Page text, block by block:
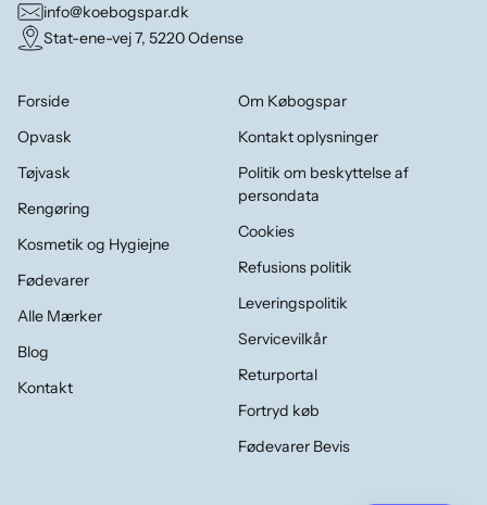
info@koebogspar.dk
Stat-ene-vej 7, 5220 Odense
Forside
Opvask
Tøjvask
Rengøring
Kosmetik og Hygiejne
Fødevarer
Alle Mærker
Blog
Kontakt
Om Købogspar
Kontakt oplysninger
Politik om beskyttelse af
persondata
Cookies
Refusions politik
Leveringspolitik
Servicevilkår
Returportal
Fortryd køb
Fødevarer Bevis